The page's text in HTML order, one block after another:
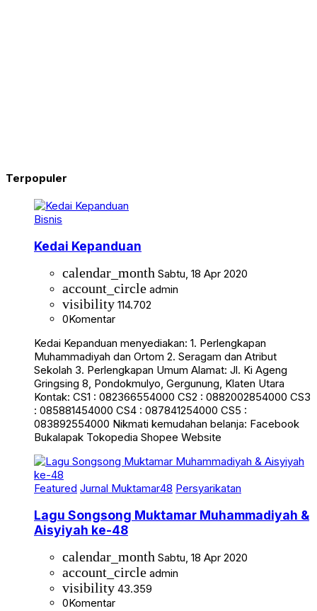
Terpopuler
Bisnis
Kedai Kepanduan
calendar_month Sabtu, 18 Apr 2020
account_circle admin
visibility 114.702
0Komentar
Kedai Kepanduan menyediakan: 1. Perlengkapan
Muhammadiyah dan Ortom 2. Seragam dan Atribut
Sekolah 3. Perlengkapan Umum Alamat: Jl. Ki Ageng
Gringsing 8, Pondokmulyo, Gergunung, Klaten Utara
Kontak: CS1 : 082366554000 CS2 : 0882002854000 CS3
: 085881454000 CS4 : 087841254000 CS5 :
083892554000 Nikmati kemudahan belanja: Facebook
Bukalapak Tokopedia Shopee Website
Featured Jurnal Muktamar48 Persyarikatan
Lagu Songsong Muktamar Muhammadiyah &
Aisyiyah ke-48
calendar_month Sabtu, 18 Apr 2020
account_circle admin
visibility 43.359
0Komentar